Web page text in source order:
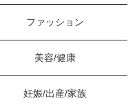
ファッション
美容/健康
妊娠/出産/家族